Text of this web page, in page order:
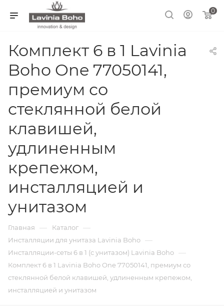
0
Комплект 6 в 1 Lavinia
Boho One 77050141,
премиум со
стеклянной белой
клавишей,
удлиненным
крепежом,
инсталляцией и
унитазом
Главная — Каталог —
Инсталляции для унитаза Lavinia Boho —
Инсталляции-сеты 6 в 1 (с унитазом) Lavinia Boho —
Комплект 6 в 1 Lavinia Boho One 77050141, премиум со
стеклянной белой клавишей, удлиненным крепежом,
инсталляцией и унитазом